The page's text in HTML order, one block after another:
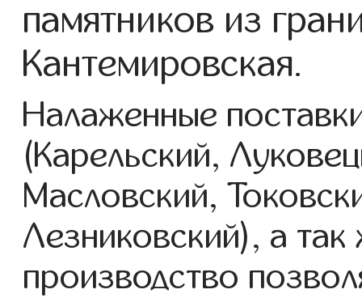
памятников из
Кантемировская.
Налаженные
(Карельский,
Масловский,
Лезниковский), а
производство